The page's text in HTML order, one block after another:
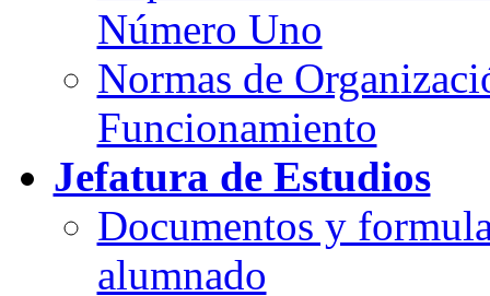
Número Uno
Normas de
Funcionamiento
Jefatura de Estudios
Documentos y
alumnado